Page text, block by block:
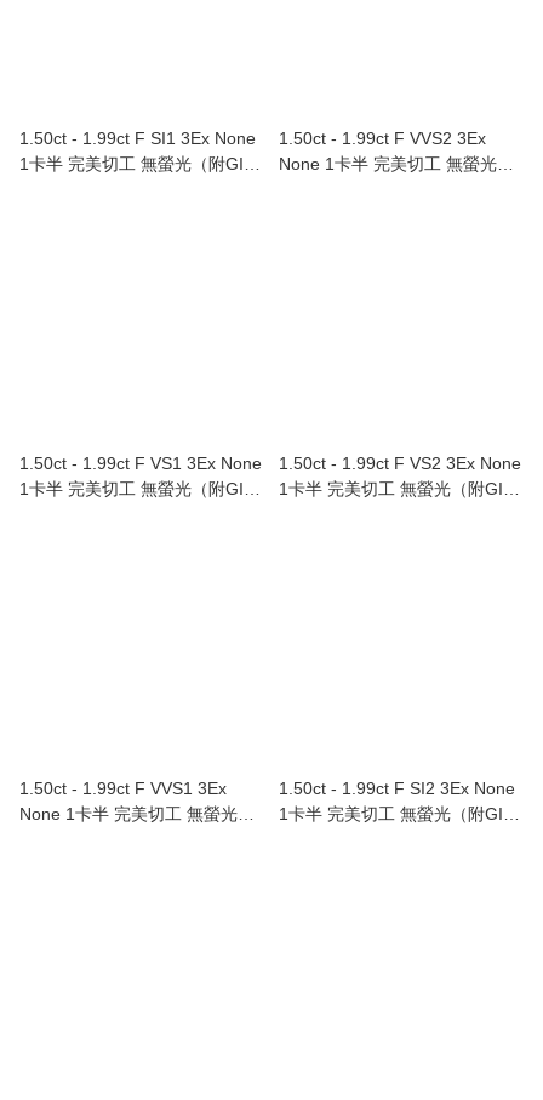
1.50ct - 1.99ct F SI1 3Ex None
1卡半 完美切工 無螢光（附GIA
1.50ct - 1.99ct F VVS2 3Ex
None 1卡半 完美切工 無螢光
1.50ct - 1.99ct F VS1 3Ex None
1卡半 完美切工 無螢光（附GIA
1.50ct - 1.99ct F VS2 3Ex None
1卡半 完美切工 無螢光（附GIA
1.50ct - 1.99ct F VVS1 3Ex
None 1卡半 完美切工 無螢光
1.50ct - 1.99ct F SI2 3Ex None
1卡半 完美切工 無螢光（附GIA